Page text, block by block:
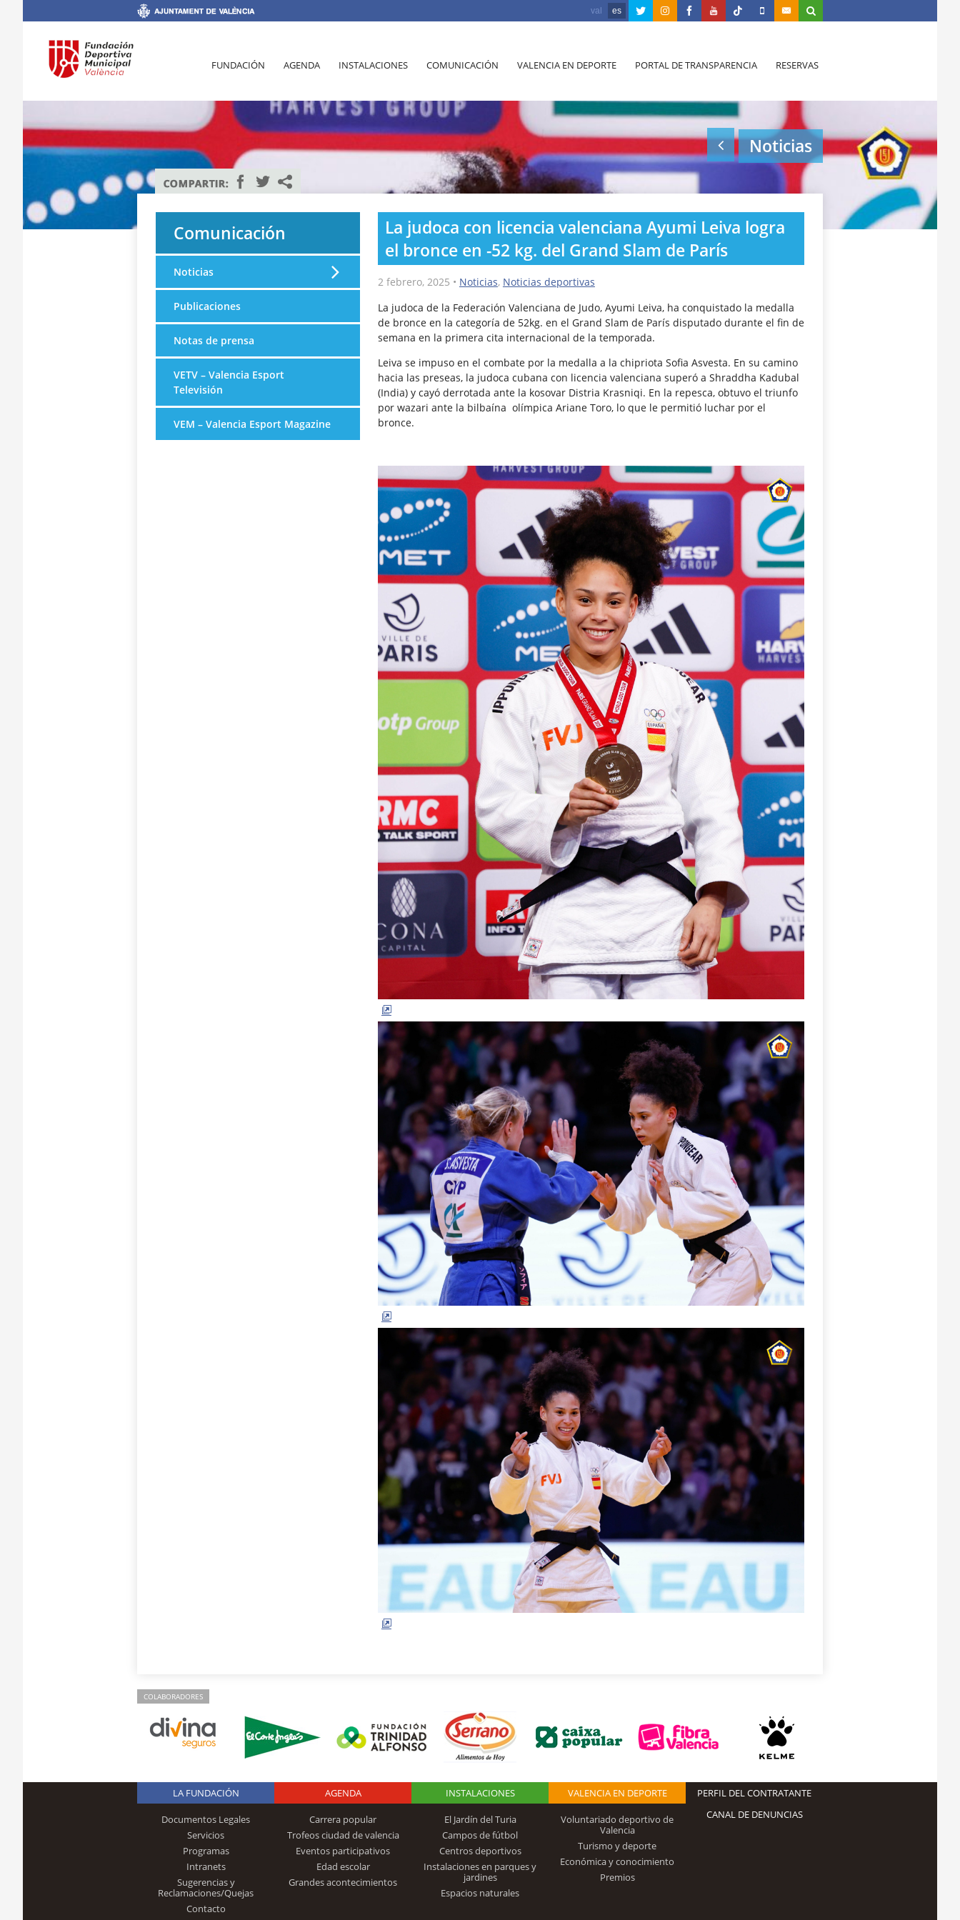
val es
FUNDACIÓN AGENDA INSTALACIONES COMUNICACIÓN VALENCIA EN DEPORTE PORTAL DE TRANSPARENCIA RESERVAS
Noticias
La judoca con licencia valenciana Ayumi Leiva logra
el bronce en -52 kg. del Grand Slam de París
2 febrero, 2025 • Noticias, Noticias deportivas
La judoca de la Federación Valenciana de Judo, Ayumi Leiva, ha conquistado la medalla
de bronce en la categoría de 52kg. en el Grand Slam de París disputado durante el fin de
semana en la primera cita internacional de la temporada.
Leiva se impuso en el combate por la medalla a la chipriota Sofia Asvesta. En su camino
hacia las preseas, la judoca cubana con licencia valenciana superó a Shraddha Kadubal
(India) y cayó derrotada ante la kosovar Distria Krasniqi. En la repesca, obtuvo el triunfo
por wazari ante la bilbaína olímpica Ariane Toro, lo que le permitió luchar por el
bronce.
Comunicación
Noticias
Publicaciones
Notas de prensa
VETV – Valencia Esport
Televisión
VEM – Valencia Esport Magazine
COLABORADORES
Logo Fundación
Trinidad Alfonso
LA FUNDACIÓN
Documentos Legales
Servicios
Programas
Intranets
Sugerencias y
Reclamaciones/Quejas
Contacto
AGENDA
Carrera popular
Trofeos ciudad de valencia
Eventos participativos
Edad escolar
Grandes acontecimientos
INSTALACIONES
El Jardín del Turia
Campos de fútbol
Centros deportivos
Instalaciones en parques y
jardines
Espacios naturales
VALENCIA EN DEPORTE
Voluntariado deportivo de
Valencia
Turismo y deporte
Económica y conocimiento
Premios
PERFIL DEL CONTRATANTE
CANAL DE DENUNCIAS